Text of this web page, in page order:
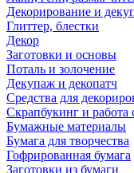
Декорирование и
Глиттер, блестки
Декор
Заготовки и основы
Поталь и золочение
Декупаж и декопатч
Средства для
Скрапбукинг и работа
Бумажные материалы
Бумага для творчества
Гофрированная бумага
Заготовки из бумаги